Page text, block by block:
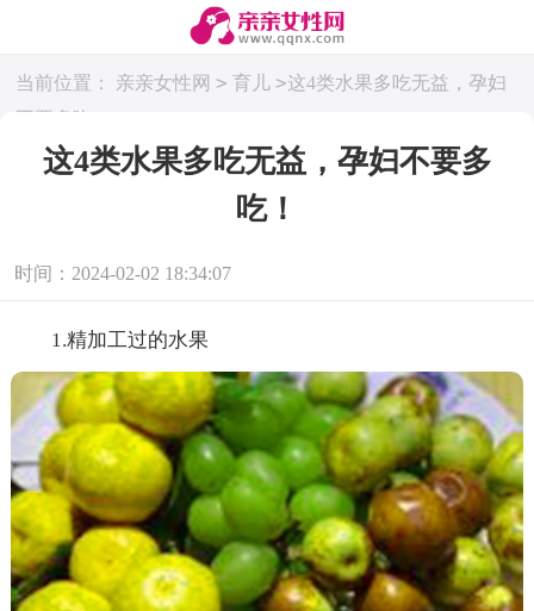
当前位置： 亲亲女性网 > 育儿 >这4类水果多吃无益，孕妇
不要多吃！
这4类水果多吃无益，孕妇不要多
吃！
时间：2024-02-02 18:34:07
1.精加工过的水果